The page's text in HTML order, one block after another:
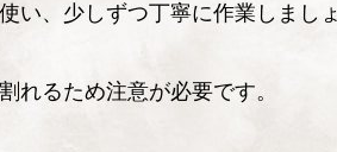
い、少しずつ丁寧に作業しまし
れるため注意が必要です。